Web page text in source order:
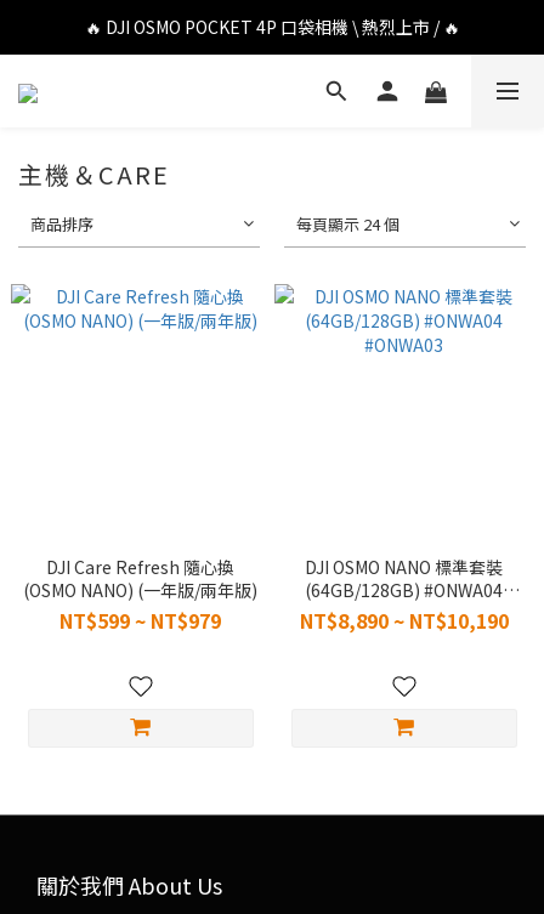
🔥 DJI OSMO POCKET 4P 口袋相機 \ 熱烈上市 / 🔥
🔥 DJI OSMO POCKET 4P 口袋相機 \ 熱烈上市 / 🔥
🔥 Insta360 Luna Ultra 雲台相機 \ 熱烈上市 / 🔥
🔥 DJI OSMO POCKET 4P 口袋相機 \ 熱烈上市 / 🔥
主機＆CARE
商品排序 每頁顯示 24 個
DJI Care Refresh 隨心換
(OSMO NANO) (一年版/兩年版)
NT$599 ~ NT$979
DJI OSMO NANO 標準套裝
(64GB/128GB) #ONWA04
#ONWA03
NT$8,890 ~ NT$10,190
關於我們 About Us